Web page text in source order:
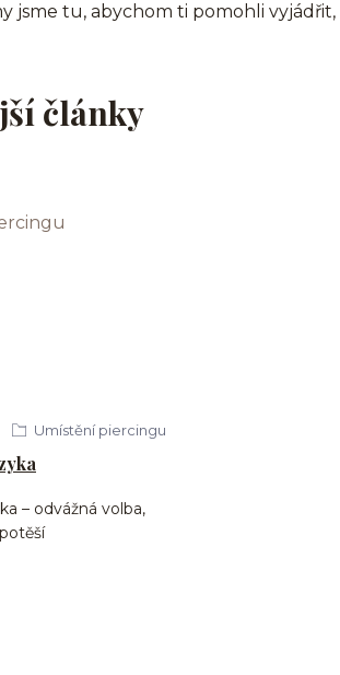
jsme tu, abychom ti pomohli vyjádřit,
články
Umístění piercingu
– odvážná volba,